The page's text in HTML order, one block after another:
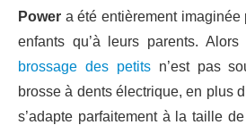
Power a été entièrement
enfants qu’à leurs parents.
brossage des petitsn’est pas
brosse à dents électrique, en plus
s’adapte parfaitement à la taille